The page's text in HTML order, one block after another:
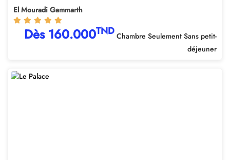
El Mouradi Gammarth
Dès 160.000TND Chambre Seulement Sans petit-
déjeuner